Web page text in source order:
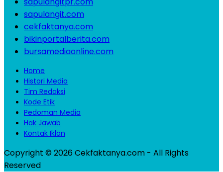
sapulangit.com
cekfaktanya.com
bikinportalberita.com
bursamediaonline.com
Home
Histori Media
Tim Redaksi
Kode Etik
Pedoman Media
Hak Jawab
Kontak Iklan
Copyright © 2026 Cekfaktanya.com - All Rights
Reserved